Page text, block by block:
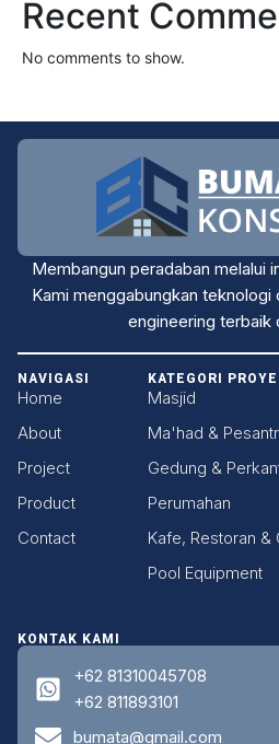
Recent
No comments to show.
Membangun peradaban melalui
Kami menggabungkan teknologi
engineering terbaik
NAVIGASI
Home
About
Project
Product
Contact
KATEGORI
Masjid
Ma'had &
Gedung &
Perumahan
Kafe, Restoran
Pool Equipment
KONTAK KAMI
+62 81310045708
+62 811893101
bumata@gmail.com